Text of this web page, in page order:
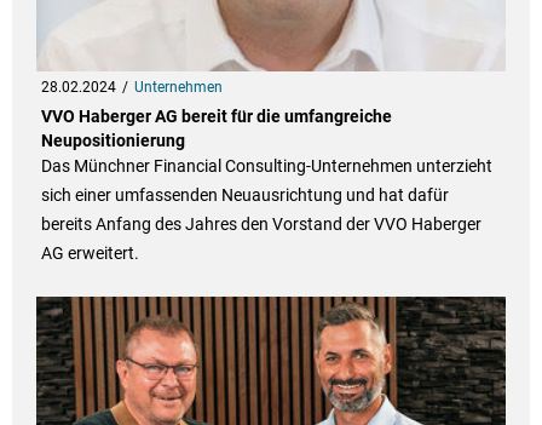
28.02.2024 Unternehmen
VVO Haberger AG bereit für die umfangreiche
Neupositionierung
Das Münchner Financial Consulting-Unternehmen unterzieht
sich einer umfassenden Neuausrichtung und hat dafür
bereits Anfang des Jahres den Vorstand der VVO Haberger
AG erweitert.